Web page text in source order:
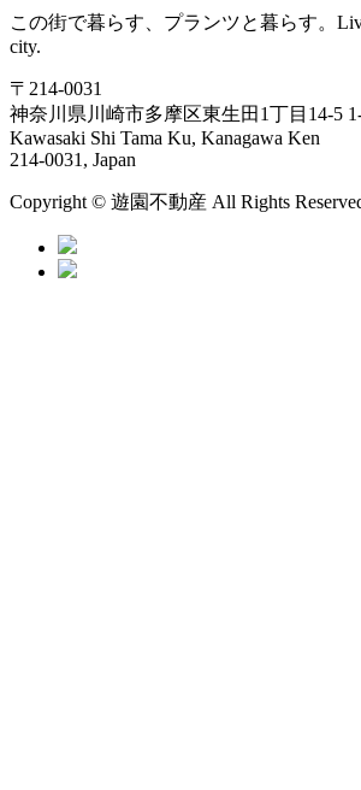
この街で暮らす、プランツと暮らす。
city.
〒214-0031
神奈川県川崎市多摩区東生田1丁目14-5
Kawasaki Shi Tama Ku, Kanagawa Ken
214-0031, Japan
Copyright © 遊園不動産 All Rights